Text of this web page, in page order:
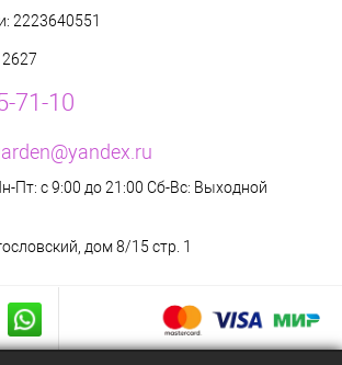
2223640551
71-10
Пт: с 9:00 до 21:00 Сб-Вс: Выходной
дом 8/15 стр. 1